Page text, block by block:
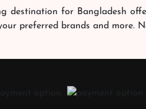
destination for Bangladesh
preferred brands and more.
shopping experience. Our
experience every time. You